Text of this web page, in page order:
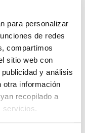
para personalizar
de redes
compartimos
sitio web con
y análisis
otra información
recopilado a
servicios.